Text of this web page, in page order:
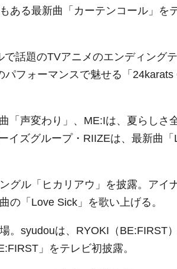
ある最新曲「カーテンコール」を
話題のTVアニメのエンディング
フォーマンスで魅せる「24karats
「声変わり」、ME:Iは、夏らしさ
イズグループ・RIIZEは、最新曲
グル「ヒカリアウ」を披露。アイ
の「Love Sick」を歌い上げる。
。syudouは、RYOKI（BE:FIRST
」をテレビ初披露。